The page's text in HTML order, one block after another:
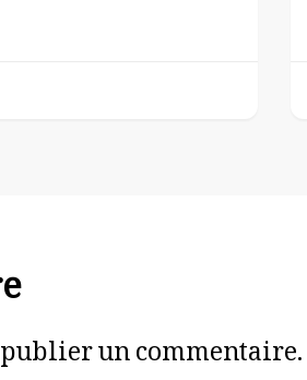
un commentaire.